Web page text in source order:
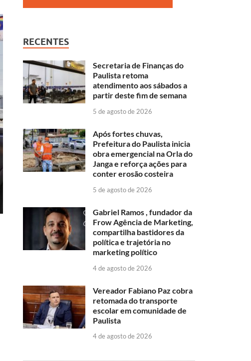
RECENTES
Secretaria de Finanças do
Paulista retoma
atendimento aos sábados a
partir deste fim de semana
5 de agosto de 2026
Após fortes chuvas,
Prefeitura do Paulista inicia
obra emergencial na Orla do
Janga e reforça ações para
conter erosão costeira
5 de agosto de 2026
Gabriel Ramos , fundador da
Frow Agência de Marketing,
compartilha bastidores da
política e trajetória no
marketing político
4 de agosto de 2026
Vereador Fabiano Paz cobra
retomada do transporte
escolar em comunidade de
Paulista
4 de agosto de 2026